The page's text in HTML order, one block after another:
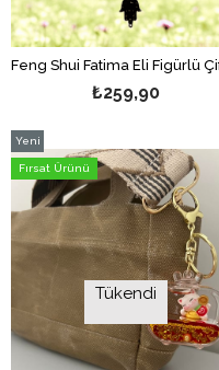
₺259,90
Tükendi
Yeni
Ürün
Fırsat Ürünü